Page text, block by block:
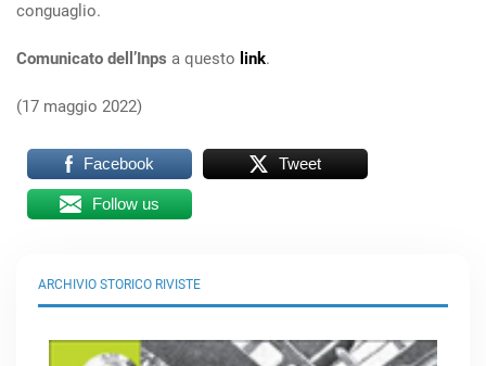
conguaglio.
Comunicato dell’Inps a questo link.
(17 maggio 2022)
Facebook Tweet
Follow us
ARCHIVIO STORICO RIVISTE